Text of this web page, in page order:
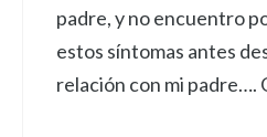
padre, y no encuentro
estos síntomas antes
relación con mi padre….